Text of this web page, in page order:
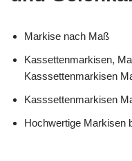
Markise nach Maß
Kassettenmarkisen,
Kasssettenmarkisen
Kasssettenmarkisen
Hochwertige Markisen